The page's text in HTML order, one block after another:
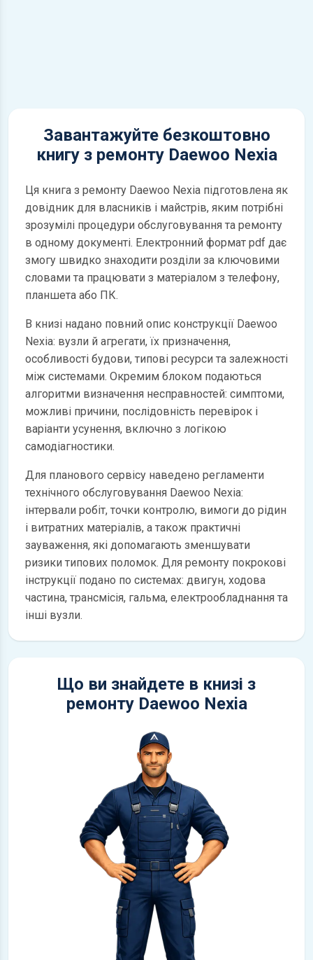
Завантажуйте безкоштовно
книгу з ремонту Daewoo Nexia
Ця книга з ремонту Daewoo Nexia підготовлена як
довідник для власників і майстрів, яким потрібні
зрозумілі процедури обслуговування та ремонту
в одному документі. Електронний формат pdf дає
змогу швидко знаходити розділи за ключовими
словами та працювати з матеріалом з телефону,
планшета або ПК.
В книзі надано повний опис конструкції Daewoo
Nexia: вузли й агрегати, їх призначення,
особливості будови, типові ресурси та залежності
між системами. Окремим блоком подаються
алгоритми визначення несправностей: симптоми,
можливі причини, послідовність перевірок і
варіанти усунення, включно з логікою
самодіагностики.
Для планового сервісу наведено регламенти
технічного обслуговування Daewoo Nexia:
інтервали робіт, точки контролю, вимоги до рідин
і витратних матеріалів, а також практичні
зауваження, які допомагають зменшувати
ризики типових поломок. Для ремонту покрокові
інструкції подано по системах: двигун, ходова
частина, трансмісія, гальма, електрообладнання та
інші вузли.
Що ви знайдете в книзі з
ремонту Daewoo Nexia